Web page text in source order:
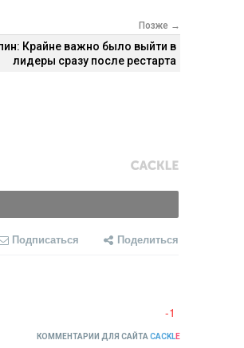
Позже →
Крайне важно было выйти в
лидеры сразу после рестарта
Подписаться Поделиться
-1
КОММЕНТАРИИ ДЛЯ САЙТА CACKLE